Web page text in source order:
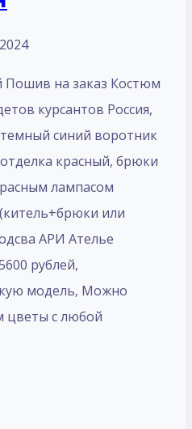
на заказ Костюм
курсантов Россия,
синий воротник
красный, брюки
лампасом
или
АРИ Ателье
рублей,
модель, Mожно
цветы с любой